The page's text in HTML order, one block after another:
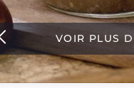
VOIR PLUS